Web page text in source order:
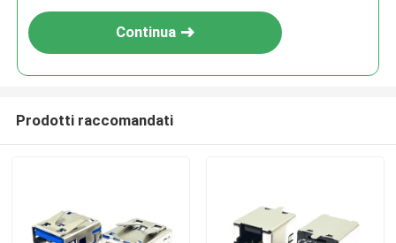
Continua
Prodotti raccomandati